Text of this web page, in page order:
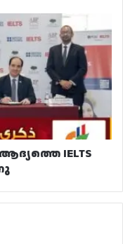
IELTS